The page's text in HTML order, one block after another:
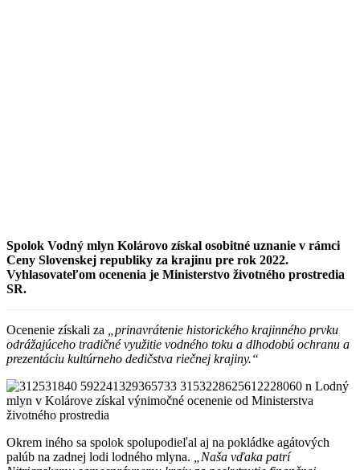
Spolok Vodný mlyn Kolárovo získal osobitné uznanie v rámci
Ceny Slovenskej republiky za krajinu pre rok 2022.
Vyhlasovateľom ocenenia je Ministerstvo životného prostredia
SR.
Ocenenie získali za
„prinavrátenie historického krajinného prvku
odrážajúceho tradičné využitie vodného toku a dlhodobú ochranu a
prezentáciu kultúrneho dedičstva riečnej krajiny.“
Okrem iného sa spolok spolupodieľal aj na pokládke agátových
palúb na zadnej lodi lodného mlyna.
„Naša vďaka patrí